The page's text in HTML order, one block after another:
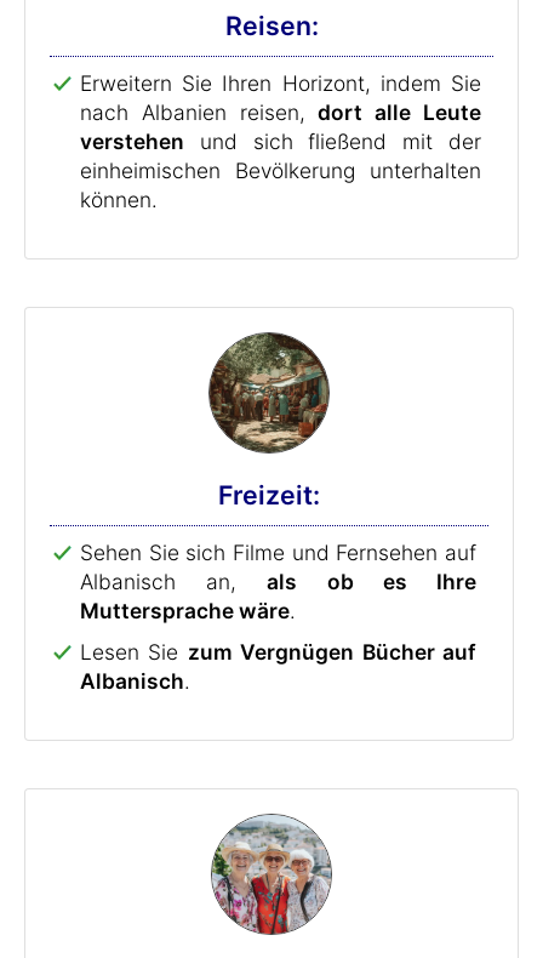
Reisen:
Erweitern Sie Ihren Horizont, indem Sie
nach Albanien reisen,dort alle Leute
verstehen und sich fließend mit der
einheimischen Bevölkerung unterhalten
können.
Freizeit:
Sehen Sie sich Filme und Fernsehen auf
Albanisch an,als ob es Ihre
Muttersprache wäre.
Lesen Sie zum Vergnügen Bücher auf
Albanisch.